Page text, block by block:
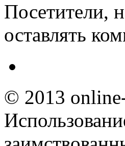
Посетители,
оставлять
© 2013